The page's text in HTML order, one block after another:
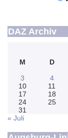
DAZ Archiv
M
D
3
4
10
11
17
18
24
25
31
« Juli